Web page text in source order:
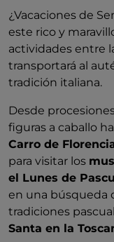
¿Vacaciones de
este rico y
actividades entre
transportará al
tradición italiana.
Desde
figuras a caballo
Carro de
para visitar los
el Lunes de
en una búsqueda
tradiciones
Santa en la